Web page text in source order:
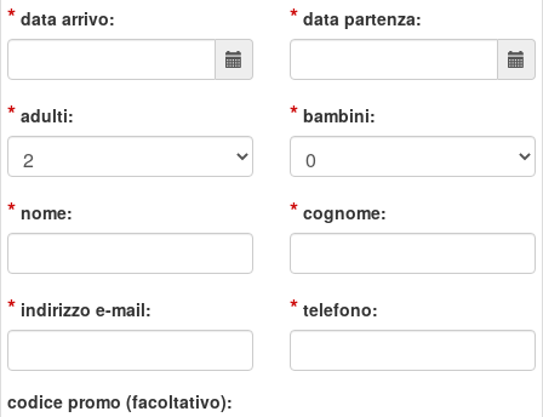
* data arrivo: * data partenza:
* adulti: * bambini:
* nome: * cognome:
* indirizzo e-mail: * telefono:
codice promo (facoltativo):